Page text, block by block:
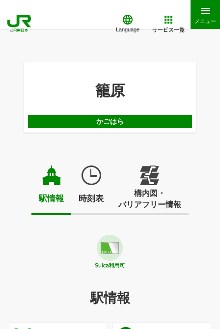
Language サービス一覧
メニュー
籠原
かごはら
駅情報 時刻表
構内図・
バリアフリー情報
駅情報